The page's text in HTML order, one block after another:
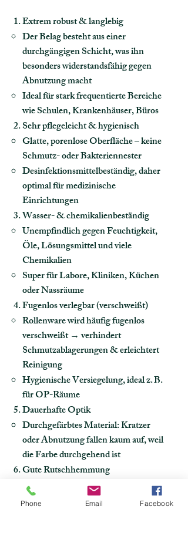
Extrem robust & langlebig
Der Belag besteht aus einer
durchgängigen Schicht, was ihn
besonders widerstandsfähig gegen
Abnutzung macht
Ideal für stark frequentierte Bereiche
wie Schulen, Krankenhäuser, Büros
Sehr pflegeleicht & hygienisch
Glatte, porenlose Oberfläche – keine
Schmutz- oder Bakteriennester
Desinfektionsmittelbeständig, daher
optimal für medizinische
Einrichtungen
Wasser- & chemikalienbeständig
Unempfindlich gegen Feuchtigkeit,
Öle, Lösungsmittel und viele
Chemikalien
Super für Labore, Kliniken, Küchen
oder Nassräume
Fugenlos verlegbar (verschweißt)
Rollenware wird häufig fugenlos
verschweißt → verhindert
Schmutzablagerungen & erleichtert
Reinigung
Hygienische Versiegelung, ideal z. B.
für OP-Räume
Dauerhafte Optik
Durchgefärbtes Material: Kratzer
oder Abnutzung fallen kaum auf, weil
die Farbe durchgehend ist
Gute Rutschhemmung
Speziell strukturierte Oberflächen
bieten sicheren Halt, auch bei Nässe
Phone Email Facebook